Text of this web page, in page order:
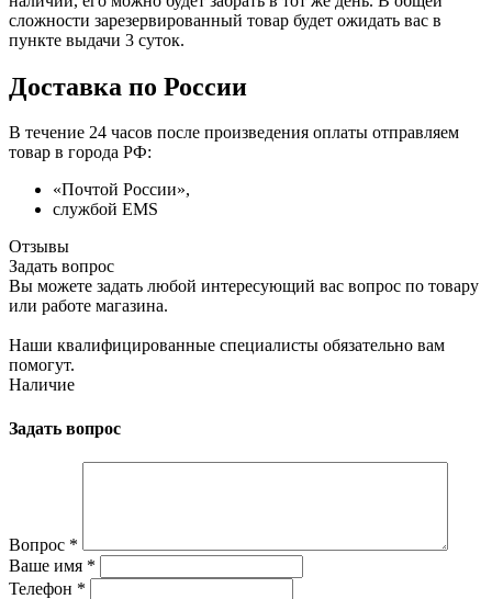
сложности зарезервированный товар будет ожидать вас в
пункте выдачи 3 суток.
Доставка по России
В течение 24 часов после произведения оплаты отправляем
товар в города РФ:
«Почтой России»,
службой EMS
Отзывы
Задать вопрос
Вы можете задать любой интересующий вас вопрос по товару
или работе магазина.
Наши квалифицированные специалисты обязательно вам
помогут.
Наличие
Задать вопрос
Вопрос *
Ваше имя *
Телефон *